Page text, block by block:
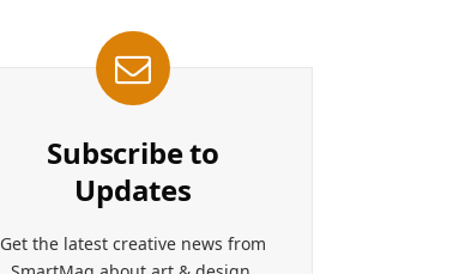
Subscribe to
Updates
Get the latest creative news from